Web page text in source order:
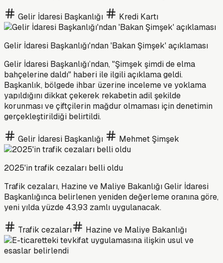
Gelir İdaresi Başkanlığı Kredi Kartı
Gelir İdaresi Başkanlığı'ndan 'Bakan Şimşek' açıklaması
Gelir İdaresi Başkanlığı’ndan, "Şimşek şimdi de elma
bahçelerine daldı" haberi ile ilgili açıklama geldi.
Başkanlık, bölgede ihbar üzerine inceleme ve yoklama
yapıldığını dikkat çekerek rekabetin adil şekilde
korunması ve çiftçilerin mağdur olmaması için denetimin
gerçekleştirildiği belirtildi.
Gelir İdaresi Başkanlığı Mehmet Şimşek
2025'in trafik cezaları belli oldu
Trafik cezaları, Hazine ve Maliye Bakanlığı Gelir İdaresi
Başkanlığınca belirlenen yeniden değerleme oranına göre,
yeni yılda yüzde 43,93 zamlı uygulanacak.
Trafik cezaları Hazine ve Maliye Bakanlığı